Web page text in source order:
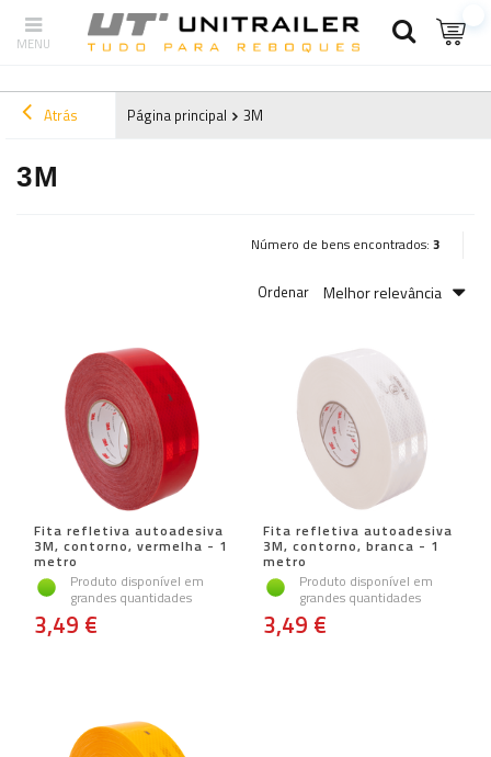
Atrás Página principal 3M
3M
Número de bens encontrados: 3
Ordenar Melhor relevância
Fita refletiva autoadesiva
3M, contorno, vermelha - 1
metro
Produto disponível em
grandes quantidades
3,49 €
Fita refletiva autoadesiva
3M, contorno, branca - 1
metro
Produto disponível em
grandes quantidades
3,49 €